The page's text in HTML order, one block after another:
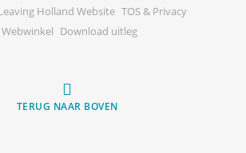
Holland Website TOS & Privacy
Webwinkel Download uitleg
TERUG NAAR BOVEN